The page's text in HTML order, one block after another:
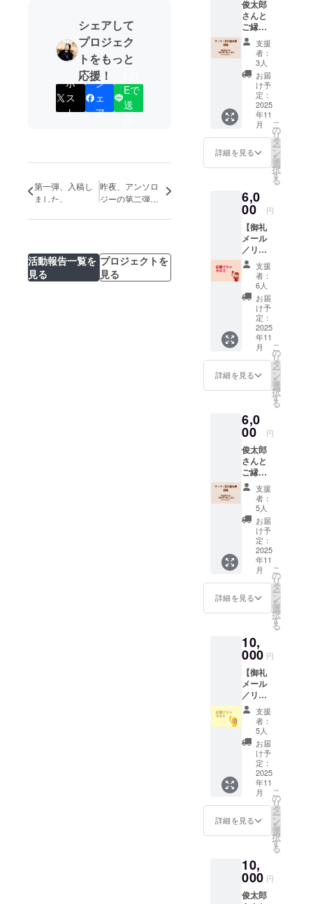
シェアして
プロジェク
トをもっと
応援！
ポ
ス
ト
シ
ェ
ア
Eで
送
第一弾、入稿し
ました。
昨夜、アンソロ
ジーの第二弾を
活動報告一覧を
見る
プロジェクトを
見る
ていま
す。
俊太郎
さんと
ご縁の
深い詩
人たち
による
アンソ
ロジー
［テー
マ：谷
川俊太
郎］詩
集本
体 ５
冊 ※詩
集は
ページ
程度を
予定し
ていま
す。
支援
者：
3人
お届
け予
定：
2025
年11
月
詳細を見る
こ
の
リ
タ
ー
ン
を
選
択
す
る
6,0
00 円
【御礼
メール
／リ
ターン
なしの
応援プ
ランそ
の２】
古川よ
りご支
援の御
礼メー
ルをお
送りし
ます。
※他の
プラ
ン」と
内容は
同様と
なりま
す。
支援
者：
6人
お届
け予
定：
2025
年11
月
詳細を見る
こ
の
リ
タ
ー
ン
を
選
択
す
る
6,0
00 円
俊太郎
さんと
ご縁の
深い詩
人たち
による
アンソ
ロジー
［テー
マ：谷
川俊太
郎］詩
集本体
+ 古川
編集に
よる小
ヅル１
２号
［テー
マ：谷
川俊太
郎］
３セッ
ト ※詩
集は
60~80
ページ
程度、
ツヅル
は64
ページ
を予定
してい
支援
者：
5人
お届
け予
定：
2025
年11
月
詳細を見る
こ
の
リ
タ
ー
ン
を
選
択
す
る
10,
000 円
【御礼
メール
／リ
ターン
なしの
応援プ
ランそ
の３】
古川よ
りご支
援の御
礼メー
ルをお
送りし
ます。
※他の
プラ
ン」と
内容は
同様と
支援
者：
5人
お届
け予
定：
2025
年11
月
詳細を見る
こ
の
リ
タ
ー
ン
を
選
択
す
る
10,
000 円
俊太郎